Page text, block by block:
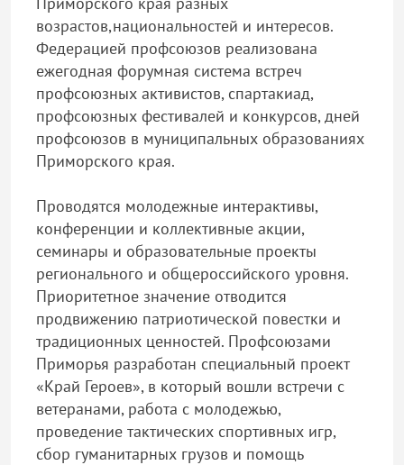
возрастов,национальностей и интересов.
Федерацией профсоюзов реализована
ежегодная форумная система встреч
профсоюзных активистов, спартакиад,
профсоюзных фестивалей и конкурсов, дней
профсоюзов в муниципальных образованиях
Приморского края.
Проводятся молодежные интерактивы,
конференции и коллективные акции,
семинары и образовательные проекты
регионального и общероссийского уровня.
Приоритетное значение отводится
продвижению патриотической повестки и
традиционных ценностей. Профсоюзами
Приморья разработан специальный проект
«Край Героев», в который вошли встречи с
ветеранами, работа с молодежью,
проведение тактических спортивных игр,
сбор гуманитарных грузов и помощь